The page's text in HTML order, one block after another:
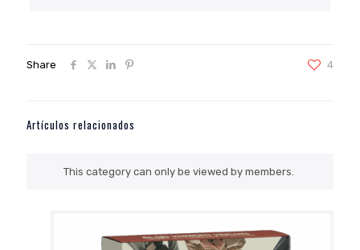
Share 4
Artículos relacionados
This category can only be viewed by members.